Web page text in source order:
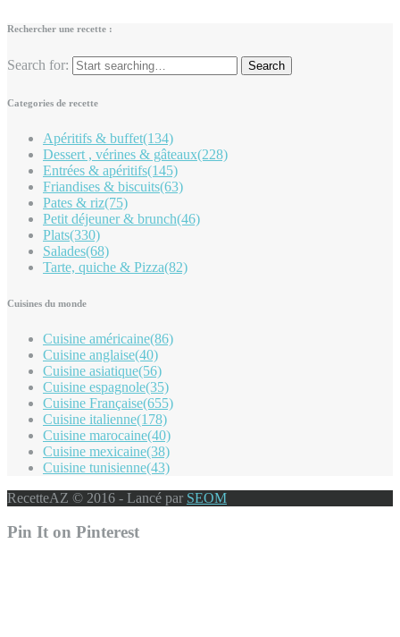
Rechercher une recette :
Search for:
Categories de recette
Apéritifs & buffet(134)
Dessert , vérines & gâteaux(228)
Entrées & apéritifs(145)
Friandises & biscuits(63)
Pates & riz(75)
Petit déjeuner & brunch(46)
Plats(330)
Salades(68)
Tarte, quiche & Pizza(82)
Cuisines du monde
Cuisine américaine(86)
Cuisine anglaise(40)
Cuisine asiatique(56)
Cuisine espagnole(35)
Cuisine Française(655)
Cuisine italienne(178)
Cuisine marocaine(40)
Cuisine mexicaine(38)
Cuisine tunisienne(43)
RecetteAZ © 2016 - Lancé par SEOM
Pin It on Pinterest